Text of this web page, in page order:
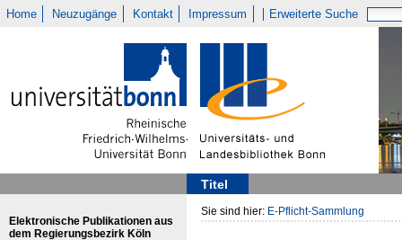
Home Neuzugänge Kontakt Impressum Erweiterte Suche
Titel
Elektronische Publikationen aus
dem Regierungsbezirk Köln
Sie sind hier: E-Pflicht-Sammlung